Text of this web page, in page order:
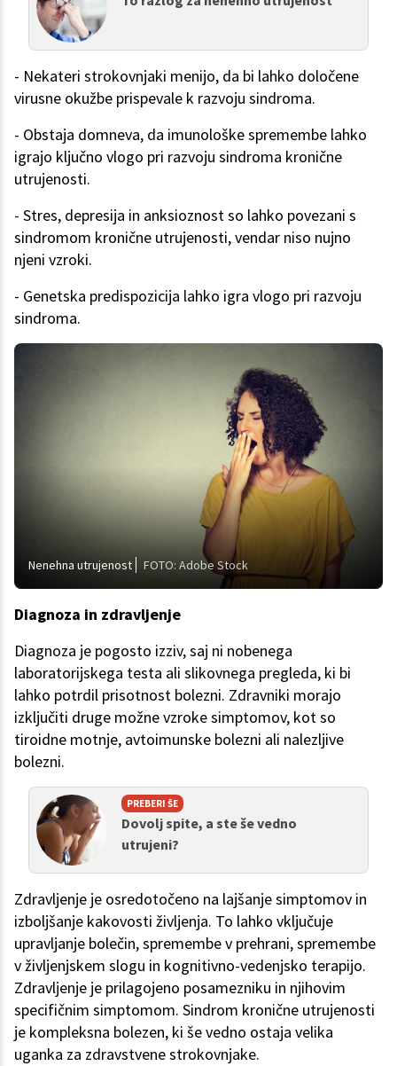
- Nekateri strokovnjaki menijo, da bi lahko določene
virusne okužbe prispevale k razvoju sindroma.
- Obstaja domneva, da imunološke spremembe lahko
igrajo ključno vlogo pri razvoju sindroma kronične
utrujenosti.
- Stres, depresija in anksioznost so lahko povezani s
sindromom kronične utrujenosti, vendar niso nujno
njeni vzroki.
- Genetska predispozicija lahko igra vlogo pri razvoju
sindroma.
Nenehna utrujenost FOTO: Adobe Stock
Diagnoza in zdravljenje
Diagnoza je pogosto izziv, saj ni nobenega
laboratorijskega testa ali slikovnega pregleda, ki bi
lahko potrdil prisotnost bolezni. Zdravniki morajo
izključiti druge možne vzroke simptomov, kot so
tiroidne motnje, avtoimunske bolezni ali nalezljive
bolezni.
PREBERI ŠE
Dovolj spite, a ste še vedno
utrujeni?
Zdravljenje je osredotočeno na lajšanje simptomov in
izboljšanje kakovosti življenja. To lahko vključuje
upravljanje bolečin, spremembe v prehrani, spremembe
v življenjskem slogu in kognitivno-vedenjsko terapijo.
Zdravljenje je prilagojeno posamezniku in njihovim
specifičnim simptomom. Sindrom kronične utrujenosti
je kompleksna bolezen, ki še vedno ostaja velika
uganka za zdravstvene strokovnjake.